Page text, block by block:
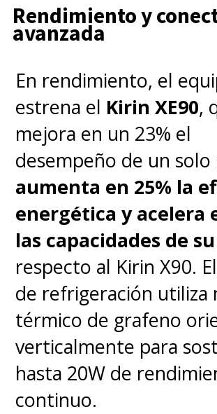
Rendimiento y
avanzada
En rendimiento, el
estrena el Kirin XE90,
mejora en un 23% el
desempeño de un solo
aumenta en 25% la
energética y acelera
las capacidades de su
respecto al Kirin X90.
de refrigeración utiliza
térmico de grafeno
verticalmente para
hasta 20W de
continuo.